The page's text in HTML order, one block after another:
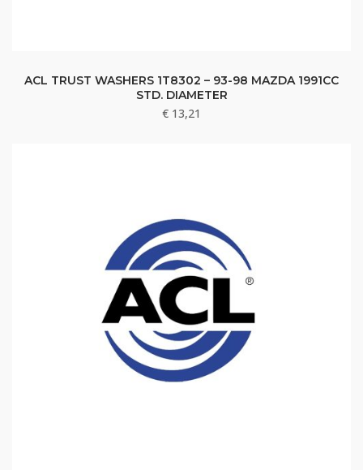
ACL TRUST WASHERS 1T8302 – 93-98 MAZDA 1991CC
STD. DIAMETER
€ 13,21